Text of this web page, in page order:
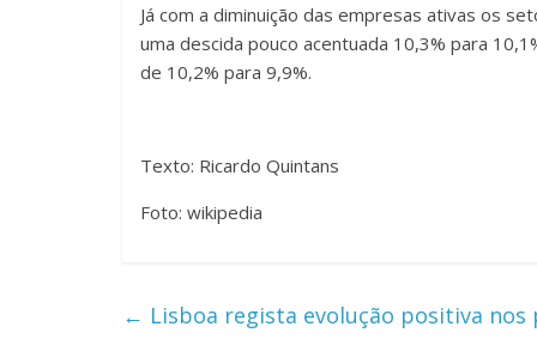
Já com a diminuição das empresas ativas os
uma descida pouco acentuada 10,3% para
de 10,2% para 9,9%.
Texto: Ricardo Quintans
Foto: wikipedia
← Lisboa regista evolução positiva nos